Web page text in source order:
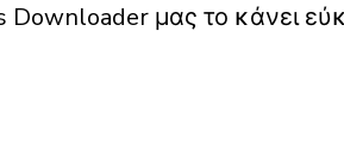
Downloader μας το κάνει